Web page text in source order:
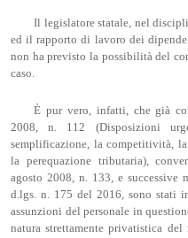
Il legislatore statale, nel
ed il rapporto di lavoro dei
non ha previsto la possibilità del
caso.
È pur vero, infatti, che già
2008, n. 112 (Disposizioni
semplificazione, la competitività,
la perequazione tributaria),
agosto 2008, n. 133, e
d.lgs. n. 175 del 2016, sono stati
assunzioni del personale in
natura strettamente privatistica